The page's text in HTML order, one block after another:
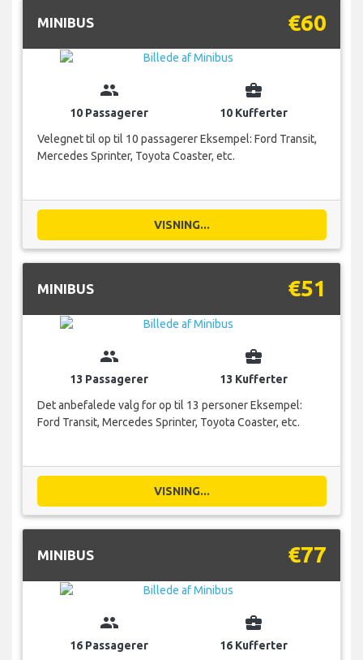
MINIBUS €60
group
10 Passagerer
business_center
10 Kufferter
Velegnet til op til 10 passagerer Eksempel: Ford Transit,
Mercedes Sprinter, Toyota Coaster, etc.
VISNING...
MINIBUS €51
group
13 Passagerer
business_center
13 Kufferter
Det anbefalede valg for op til 13 personer Eksempel:
Ford Transit, Mercedes Sprinter, Toyota Coaster, etc.
VISNING...
MINIBUS €77
group
16 Passagerer
business_center
16 Kufferter